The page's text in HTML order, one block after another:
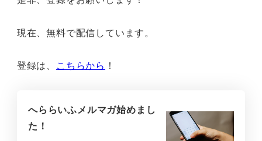
現在、無料で配信しています。
登録は、 こちらから ！
へららいふメルマガ始めまし
た！